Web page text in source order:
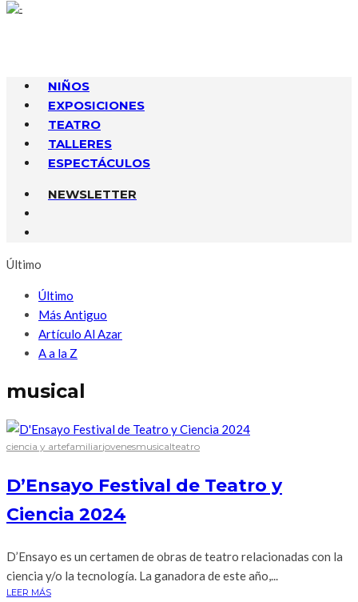
NIÑOS
EXPOSICIONES
TEATRO
TALLERES
ESPECTÁCULOS
NEWSLETTER
Último
Último
Más Antiguo
Artículo Al Azar
A a la Z
musical
ciencia y artefamiliarjovenesmusicalteatro
D’Ensayo Festival de Teatro y
Ciencia 2024
D’Ensayo es un certamen de obras de teatro relacionadas con la
ciencia y/o la tecnología. La ganadora de este año,...
LEER MÁS